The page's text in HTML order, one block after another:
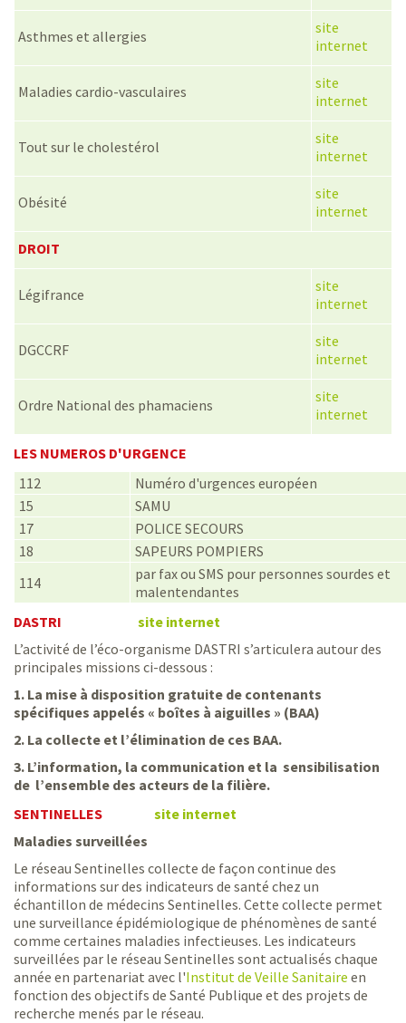
Asthmes et allergies
site
internet
Maladies cardio-vasculaires
site
internet
Tout sur le cholestérol
site
internet
Obésité
site
internet
DROIT
Légifrance
site
internet
DGCCRF
site
internet
Ordre National des phamaciens
site
internet
LES NUMEROS D'URGENCE
112
Numéro d'urgences européen
15
SAMU
17
POLICE SECOURS
18
SAPEURS POMPIERS
114
par fax ou SMS pour personnes sourdes et
malentendantes
DASTRI
site internet
L’activité de l’éco-organisme DASTRI s’articulera autour des
principales missions ci-dessous :
1. La mise à disposition gratuite de contenants
spécifiques appelés « boîtes à aiguilles » (BAA)
2. La collecte et l’élimination de ces BAA.
3. L’information, la communication et la sensibilisation
de l’ensemble des acteurs de la filière.
SENTINELLES site internet
Maladies surveillées
Le réseau Sentinelles collecte de façon continue des
informations sur des indicateurs de santé chez un
échantillon de médecins Sentinelles. Cette collecte permet
une surveillance épidémiologique de phénomènes de santé
comme certaines maladies infectieuses. Les indicateurs
surveillées par le réseau Sentinelles sont actualisés chaque
année en partenariat avec l'Institut de Veille Sanitaire en
fonction des objectifs de Santé Publique et des projets de
recherche menés par le réseau.